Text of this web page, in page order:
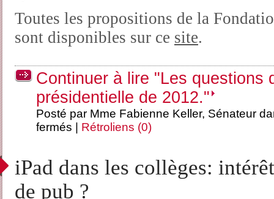
Toutes les propositions de la
sont disponibles sur ce site.
Continuer à lire "Les questions
présidentielle de 2012."
Posté par Mme Fabienne Keller, Sénateur
fermés
Rétroliens (0)
iPad dans les collèges:
de pub ?